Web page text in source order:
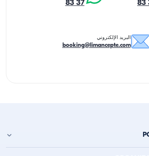
37 83
البريد الإلكتروني
booking@limancepte.com